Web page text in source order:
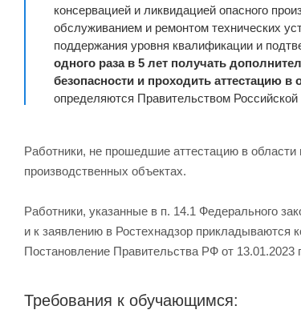
консервацией и ликвидацией опасного
обслуживанием и ремонтом технических
поддержания уровня квалификации и
одного раза в 5 лет получать
безопасности и проходить аттестацию
определяются Правительством
Работники, не прошедшие аттестацию в
производственных объектах.
Работники, указанные в п. 14.1 Федерального
и к заявлению в Ростехнадзор прикладываются
Постановление Правительства РФ от 13.01.2023
Требования к обучающимся: